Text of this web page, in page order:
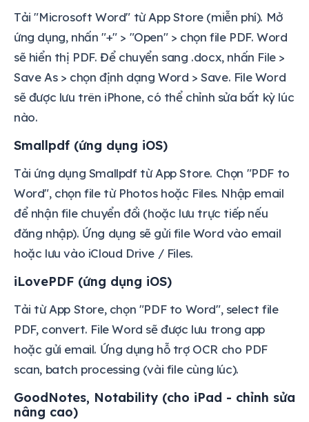
Tải "Microsoft Word" từ App Store (miễn phí). Mở
ứng dụng, nhấn "+" > "Open" > chọn file PDF. Word
sẽ hiển thị PDF. Để chuyển sang .docx, nhấn File >
Save As > chọn định dạng Word > Save. File Word
sẽ được lưu trên iPhone, có thể chỉnh sửa bất kỳ lúc
nào.
Smallpdf (ứng dụng iOS)
Tải ứng dụng Smallpdf từ App Store. Chọn "PDF to
Word", chọn file từ Photos hoặc Files. Nhập email
để nhận file chuyển đổi (hoặc lưu trực tiếp nếu
đăng nhập). Ứng dụng sẽ gửi file Word vào email
hoặc lưu vào iCloud Drive / Files.
iLovePDF (ứng dụng iOS)
Tải từ App Store, chọn "PDF to Word", select file
PDF, convert. File Word sẽ được lưu trong app
hoặc gửi email. Ứng dụng hỗ trợ OCR cho PDF
scan, batch processing (vài file cùng lúc).
GoodNotes, Notability (cho iPad - chỉnh sửa
nâng cao)